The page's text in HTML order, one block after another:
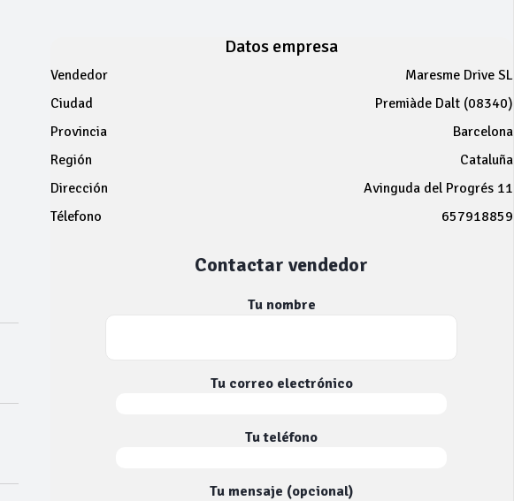
Datos empresa
Vendedor
Maresme Drive SL
Ciudad
Premiàde Dalt (08340)
Provincia
Barcelona
Región
Cataluña
Dirección
Avinguda del Progrés 11
Télefono
657918859
Contactar vendedor
Tu nombre
Tu correo electrónico
Tu teléfono
Tu mensaje (opcional)